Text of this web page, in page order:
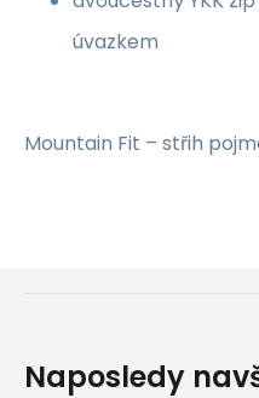
úvazkem
Mountain Fit – střih
Naposledy